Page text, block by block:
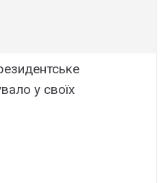
у своїх